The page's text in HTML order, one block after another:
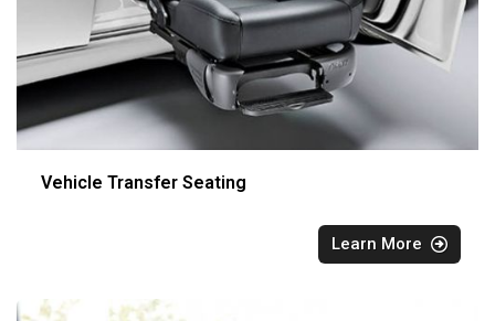
Vehicle Transfer Seating
Learn More